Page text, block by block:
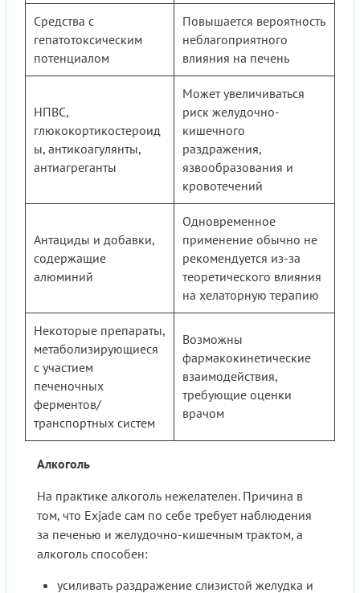
Средства с
гепатотоксическим
потенциалом
Повышается вероятность
неблагоприятного
влияния на печень
НПВС,
глюкокортикостероид
ы, антикоагулянты,
антиагреганты
Может увеличиваться
риск желудочно-
кишечного
раздражения,
язвообразования и
кровотечений
Антациды и добавки,
содержащие
алюминий
Одновременное
применение обычно не
рекомендуется из-за
теоретического влияния
на хелаторную терапию
Некоторые препараты,
метаболизирующиеся
с участием
печеночных
ферментов/
транспортных систем
Возможны
фармакокинетические
взаимодействия,
требующие оценки
врачом
Алкоголь
На практике алкоголь нежелателен. Причина в
том, что Exjade сам по себе требует наблюдения
за печенью и желудочно-кишечным трактом, а
алкоголь способен:
усиливать раздражение слизистой желудка и